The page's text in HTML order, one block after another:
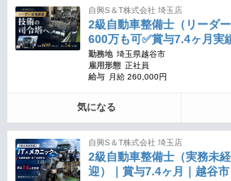
自興S＆T株式会社 埼玉店
2級自動車整備士（リーダ
600万も可✅賞与7.4ヶ月実
勤務地 埼玉県越谷市
雇用形態 正社員
給与
月給 260,000円
気になる
自興S＆T株式会社 埼玉店
2級自動車整備士（実務未
迎）｜賞与7.4ヶ月｜越谷市